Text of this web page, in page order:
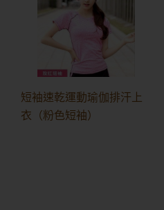
短袖速乾運動瑜伽排汗上
衣（粉色短袖）